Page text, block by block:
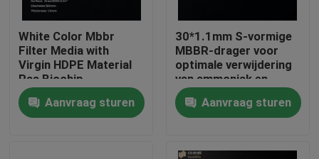
Huis
White Color Mbbr
Filter Media with
Virgin HDPE Material
Ras Biochip
Aanvraag sturen
30*1.1mm S-vormige
MBBR-drager voor
optimale verwijdering
van ammoniak en
nitriet in
aquacultuurfiltratie
Aanvraag sturen